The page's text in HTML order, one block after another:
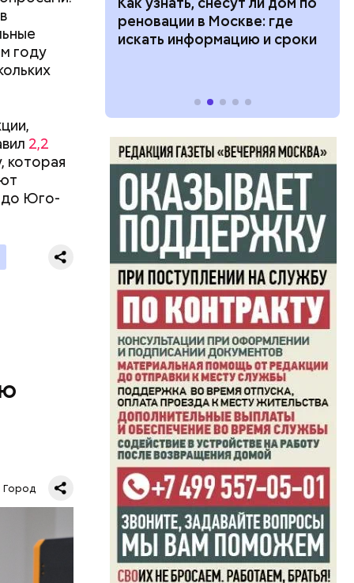
году
2,2
которая
до Юго-
Город
номер
много
же
в
и в
до
— и
— с
при
кто может
нужны
реновации в Москве: где
искать информацию и сроки